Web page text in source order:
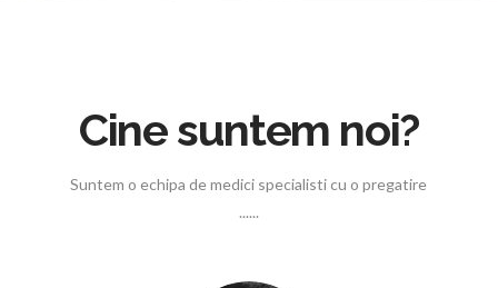
Cine suntem noi?
Suntem o echipa de medici specialisti cu o pregatire
......